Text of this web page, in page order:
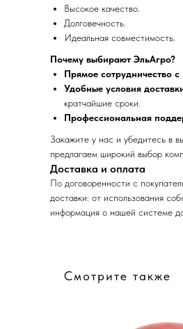
Высокое качество.
Долговечность.
Идеальная совместимость.
Почему выбирают ЭльАгро?
Прямое сотрудничество
Удобные условия
кратчайшие сроки.
Профессиональная
Закажите у нас и убедитесь в
предлагаем широкий выбор
Доставка и оплата
По договоренности с
доставки: от использования
информация о нашей системе
Смотрите также